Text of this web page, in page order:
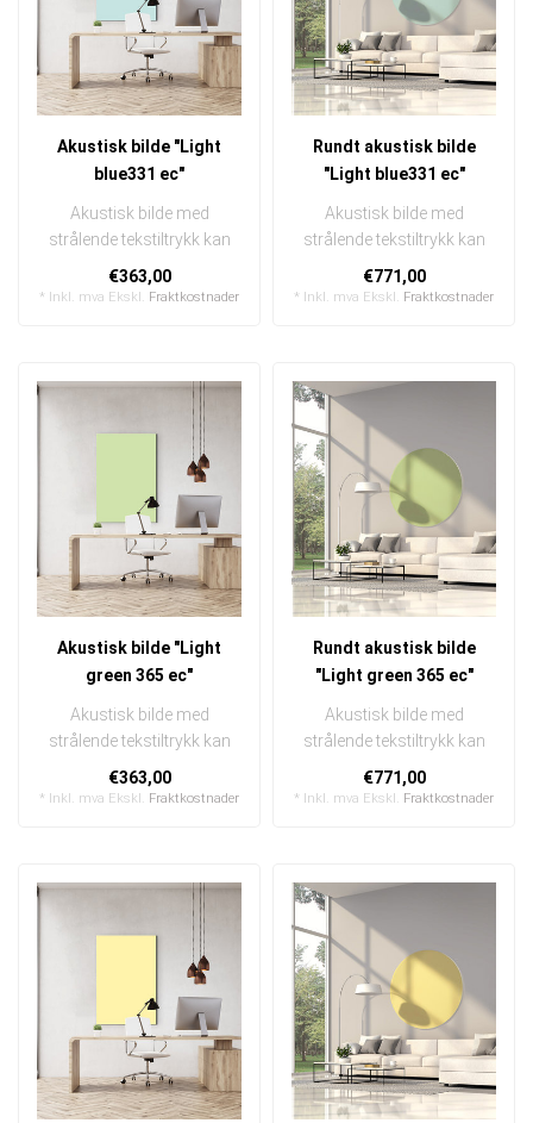
Akustisk bilde "Light
blue331 ec"
Akustisk bilde med
strålende tekstiltrykk kan
raskt og enkelt byttes ut
I en e..
€363,00
* Inkl. mva Ekskl. Fraktkostnader
Rundt akustisk bilde
"Light blue331 ec"
Akustisk bilde med
strålende tekstiltrykk kan
raskt og enkelt byttes ut
I en ..
€771,00
* Inkl. mva Ekskl. Fraktkostnader
Akustisk bilde "Light
green 365 ec"
Akustisk bilde med
strålende tekstiltrykk kan
raskt og enkelt byttes ut
I en e..
€363,00
* Inkl. mva Ekskl. Fraktkostnader
Rundt akustisk bilde
"Light green 365 ec"
Akustisk bilde med
strålende tekstiltrykk kan
raskt og enkelt byttes ut
I en ..
€771,00
* Inkl. mva Ekskl. Fraktkostnader